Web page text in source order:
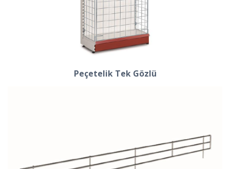
Peçetelik Tek Gözlü